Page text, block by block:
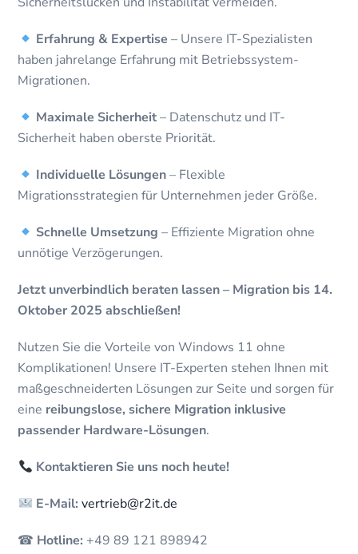
Erfahrung & Expertise – Unsere IT-Spezialisten
haben jahrelange Erfahrung mit Betriebssystem-
Migrationen.
Maximale Sicherheit– Datenschutz und IT-
Sicherheit haben oberste Priorität.
Individuelle Lösungen– Flexible
Migrationsstrategien für Unternehmen jeder Größe.
Schnelle Umsetzung – Effiziente Migration ohne
unnötige Verzögerungen.
Jetzt unverbindlich beraten lassen – Migration bis 14.
Oktober 2025 abschließen!
Nutzen Sie die Vorteile von Windows 11 ohne
Komplikationen! Unsere IT-Experten stehen Ihnen mit
maßgeschneiderten Lösungen zur Seite und sorgen für
eine reibungslose, sichere Migration inklusive
passender Hardware-Lösungen.
Kontaktieren Sie uns noch heute!
E-Mail: vertrieb@r2it.de
☎ Hotline: +49 89 121 898942